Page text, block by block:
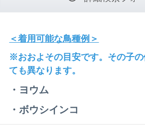
＜着用可能な鳥種例＞
※おおよその目安です。その子の
ても異なります。
・ヨウム
・ボウシインコ